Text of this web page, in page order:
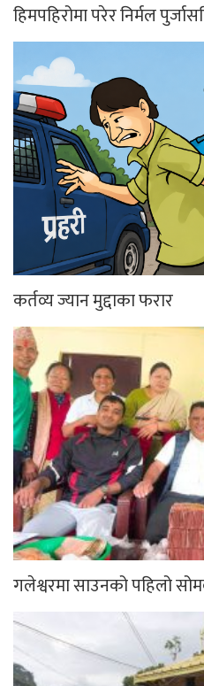
हिमपहिरोमा परेर निर्मल
कर्तव्य ज्यान मुद्दाका फरार
गलेश्वरमा साउनको पहिलो